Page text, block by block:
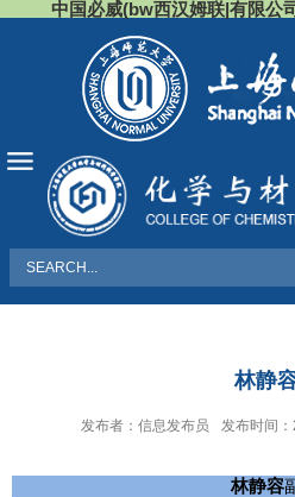
中国必威(bw西汉姆联|有限公
林静
发布者：信息发布员 发布时间
林静容